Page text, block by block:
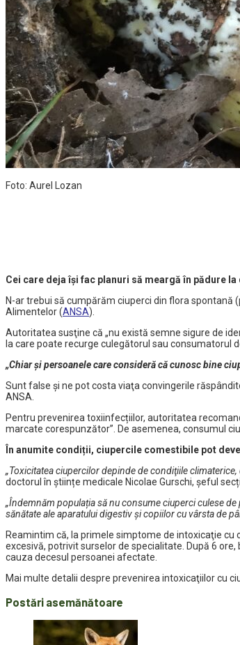
Foto: Aurel Lozan
Cei care deja îşi fac planuri să meargă în pădure
N-ar trebui să cumpărăm ciuperci din flora spontană
Alimentelor (ANSA).
Autoritatea susţine că „nu există semne sigure de
la care poate recurge culegătorul sau consumatorul
„Chiar și persoanele care consideră că cunosc bine
Sunt false şi ne pot costa viaţa convingerile
ANSA.
Pentru prevenirea toxiinfecțiilor, autoritatea
marcate corespunzător”. De asemenea, consumul
În anumite condiții, ciupercile comestibile pot
„Toxicitatea ciupercilor depinde de condiţiile
doctorul în științe medicale Nicolae Gurschi, șeful
„Îndemnăm populația să nu consume ciuperci culese
sănătate ale aparatului digestiv şi copiilor cu vârsta de
Reamintim că, la primele simptome de intoxicaţie
excesivă, potrivit surselor de specialitate. După 6
cauza decesul persoanei afectate.
Mai multe detalii despre prevenirea intoxicaţiilor cu
Postări asemănătoare